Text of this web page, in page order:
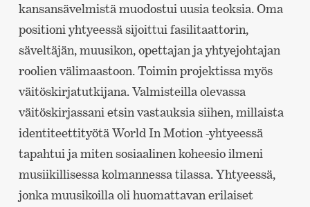
kansansävelmistä muodostui uusia teoksia. Oma
positioni yhtyeessä sijoittui fasilitaattorin,
säveltäjän, muusikon, opettajan ja yhtyejohtajan
roolien välimaastoon. Toimin projektissa myös
väitöskirjatutkijana. Valmisteilla olevassa
väitöskirjassani etsin vastauksia siihen, millaista
identiteettityötä World In Motion -yhtyeessä
tapahtui ja miten sosiaalinen koheesio ilmeni
musiikillisessa kolmannessa tilassa. Yhtyeessä,
jonka muusikoilla oli huomattavan erilaiset